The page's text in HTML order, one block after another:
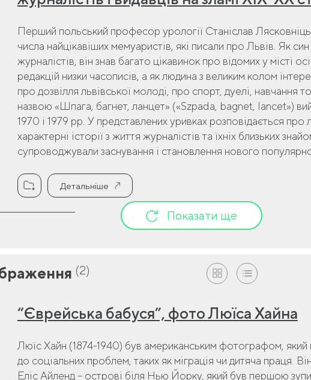
Перший польський професор урології Станіслав
числа найцікавіших мемуаристів, які писали про Львів. Як син
журналістів, він знав багато цікавинок про відомих у місті
редакцій низки часописів, а як людина з великим колом
про дозвілля львівської молоді, про спорт, дуелі, навчання
назвою «Шпага, багнет, ланцет» («Szpada, bagnet, lancet»)
1970 і 1979 рр. У представлених уривках розповідається про
характерні історії з життя журналістів та їхніх близьких
супроводжували заснування і становлення нового
Детальніше
Показати ще
(2)
“Єврейська бабуся”, фото Люїса Хайна
Люїс Хайн (1874-1940) був американським фотографом, який
до соціальних проблем, таких як міграція чи дитяча праця.
Еліс Айленд – острові біля Нью Йорку, який був першою